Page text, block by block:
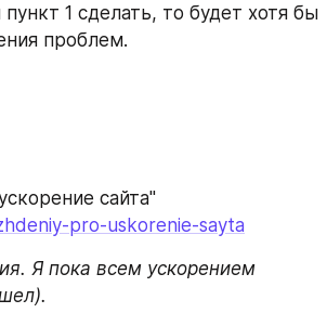
1 сделать, то будет хотя бы
проблем.
сайта"
pro-uskorenie-sayta
Я пока всем ускорением